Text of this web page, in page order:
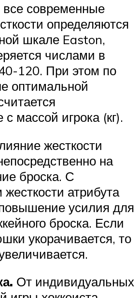
все современные
определяются
шкале Easton,
числами в
120. При этом по
оптимальной
с массой игрока (кг).
жесткости
на
броска. С
атрибута
усилия для
броска. Если
укорачивается, то
От индивидуальных